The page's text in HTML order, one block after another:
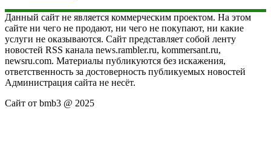
Данный сайт не является коммерческим проектом. На этом
сайте ни чего не продают, ни чего не покупают, ни какие
услуги не оказываются. Сайт представляет собой ленту
новостей RSS канала news.rambler.ru, kommersant.ru,
newsru.com. Материалы публикуются без искажения,
ответственность за достоверность публикуемых новостей
Администрация сайта не несёт.
Сайт от bmb3 @ 2025